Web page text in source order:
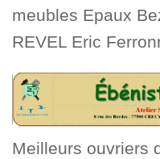
meubles Epaux
REVEL Eric
Meilleurs ouvriers